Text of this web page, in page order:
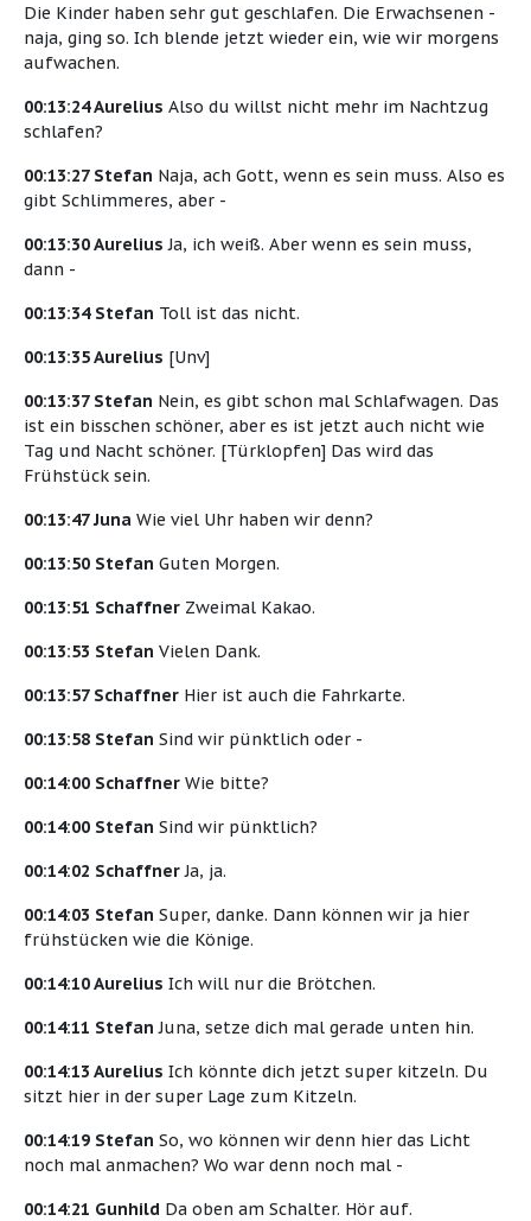
Die Kinder haben sehr gut geschlafen. Die Erwachsenen -
naja, ging so. Ich blende jetzt wieder ein, wie wir morgens
aufwachen.
00:13:24 Aurelius Also du willst nicht mehr im Nachtzug
schlafen?
00:13:27 Stefan Naja, ach Gott, wenn es sein muss. Also es
gibt Schlimmeres, aber -
00:13:30 Aurelius Ja, ich weiß. Aber wenn es sein muss,
dann -
00:13:34 Stefan Toll ist das nicht.
00:13:35 Aurelius [Unv]
00:13:37 Stefan Nein, es gibt schon mal Schlafwagen. Das
ist ein bisschen schöner, aber es ist jetzt auch nicht wie
Tag und Nacht schöner. [Türklopfen] Das wird das
Frühstück sein.
00:13:47 Juna Wie viel Uhr haben wir denn?
00:13:50 Stefan Guten Morgen.
00:13:51 Schaffner Zweimal Kakao.
00:13:53 Stefan Vielen Dank.
00:13:57 Schaffner Hier ist auch die Fahrkarte.
00:13:58 Stefan Sind wir pünktlich oder -
00:14:00 Schaffner Wie bitte?
00:14:00 Stefan Sind wir pünktlich?
00:14:02 SchaffnerJa, ja.
00:14:03 Stefan Super, danke. Dann können wir ja hier
frühstücken wie die Könige.
00:14:10 Aurelius Ich will nur die Brötchen.
00:14:11 Stefan Juna, setze dich mal gerade unten hin.
00:14:13 Aurelius Ich könnte dich jetzt super kitzeln. Du
sitzt hier in der super Lage zum Kitzeln.
00:14:19 Stefan So, wo können wir denn hier das Licht
noch mal anmachen? Wo war denn noch mal -
00:14:21 Gunhild Da oben am Schalter. Hör auf.